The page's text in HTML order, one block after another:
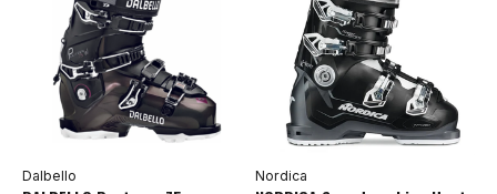
Dalbello Nordica